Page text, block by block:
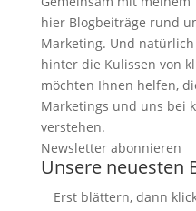
hier Blogbeiträge rund
Marketing. Und
hinter die Kulissen von
möchten Ihnen helfen,
Marketings und uns bei
verstehen.
Newsletter abonnieren
Unsere neuesten
Erst blättern, dann